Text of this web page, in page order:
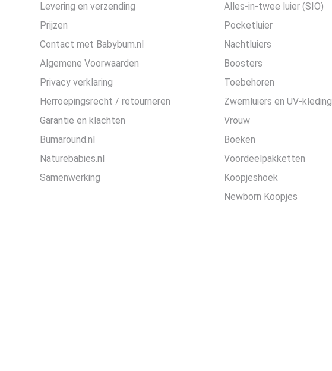
Levering en verzending
Prijzen
Contact met Babybum.nl
Algemene Voorwaarden
Privacy verklaring
Herroepingsrecht / retourneren
Garantie en klachten
Bumaround.nl
Naturebabies.nl
Samenwerking
Alles-in-twee luier (SIO)
Pocketluier
Nachtluiers
Boosters
Toebehoren
Zwemluiers en UV-kleding
Vrouw
Boeken
Voordeelpakketten
Koopjeshoek
Newborn Koopjes